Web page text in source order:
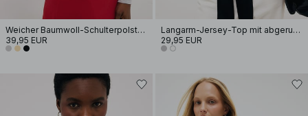
Weicher Baumwoll-Schulterpolster Langarm-T-Shirt
39,95 EUR
Langarm-Jersey-Top mit abgerundetem Saum
29,95 EUR